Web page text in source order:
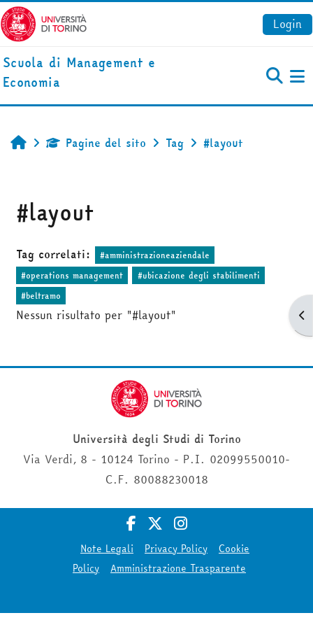
Vai al contenuto principale
Login
Scuola di Management e
Economia
HomePagine del sito Tag #layout
#layout
Tag correlati:
#amministrazioneaziendale
#operations management
#ubicazione degli stabilimenti
#beltramo
Nessun risultato per "#layout"
Università degli Studi di Torino
Via Verdi, 8 - 10124 Torino - P.I. 02099550010-
C.F. 80088230018
Note Legali Privacy Policy
Cookie
Policy
Amministrazione Trasparente